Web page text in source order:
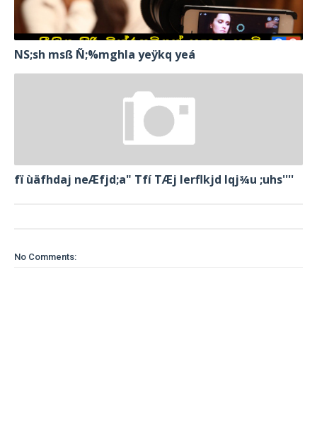
NS;sh msß Ñ;%mghla yeÿkq yeá
fï ùäfhdaj neÆfjd;a" Tfí TÆj lerflkjd Iqj¾u ;uhs''''
No Comments: